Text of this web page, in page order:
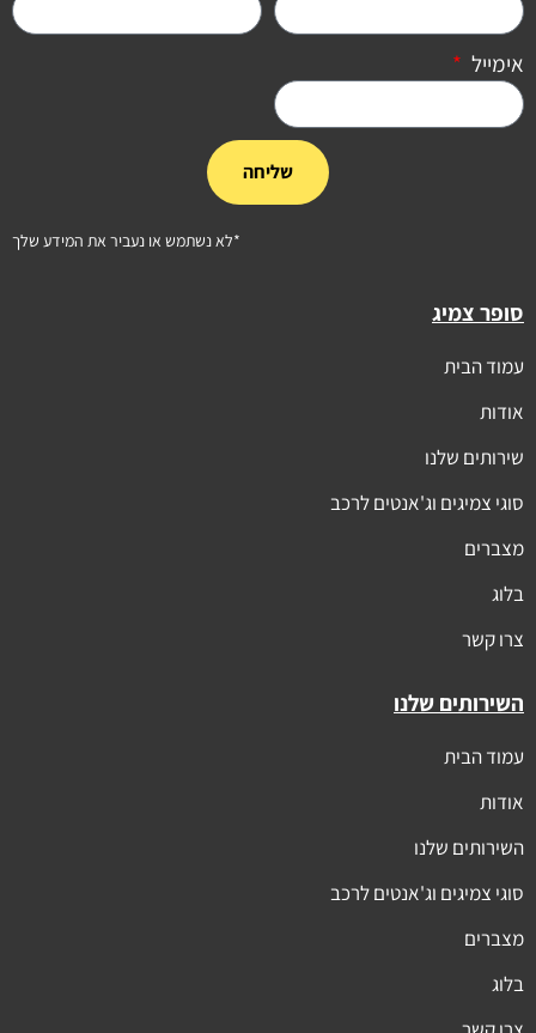
אימייל
שליחה
*לא נשתמש או נעביר את המידע שלך
סופר צמיג
עמוד הבית
אודות
שירותים שלנו
סוגי צמיגים וג'אנטים לרכב
מצברים
בלוג
צרו קשר
השירותים שלנו
עמוד הבית
אודות
השירותים שלנו
סוגי צמיגים וג'אנטים לרכב
מצברים
בלוג